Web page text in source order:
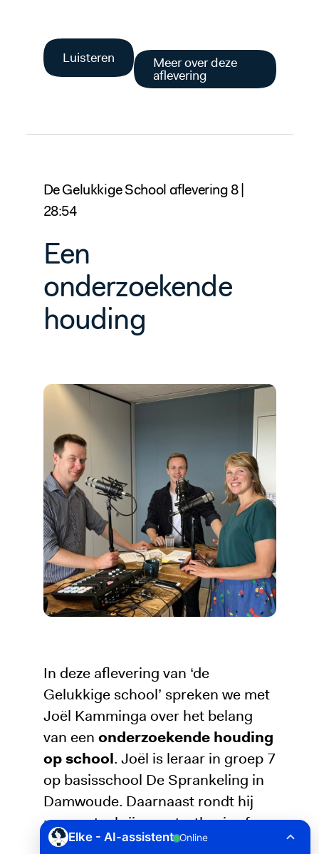
Luisteren Meer over deze
aflevering
De Gelukkige School aflevering 8 |
28:54
Een
onderzoekende
houding
In deze aflevering van ‘de
Gelukkige school’ spreken we met
Joël Kamminga over het belang
van een onderzoekende houding
op school. Joël is leraar in groep 7
op basisschool De Sprankeling in
Damwoude. Daarnaast rondt hij
momenteel zijn masterthesis af,
waarin hij onderzoekt in welke